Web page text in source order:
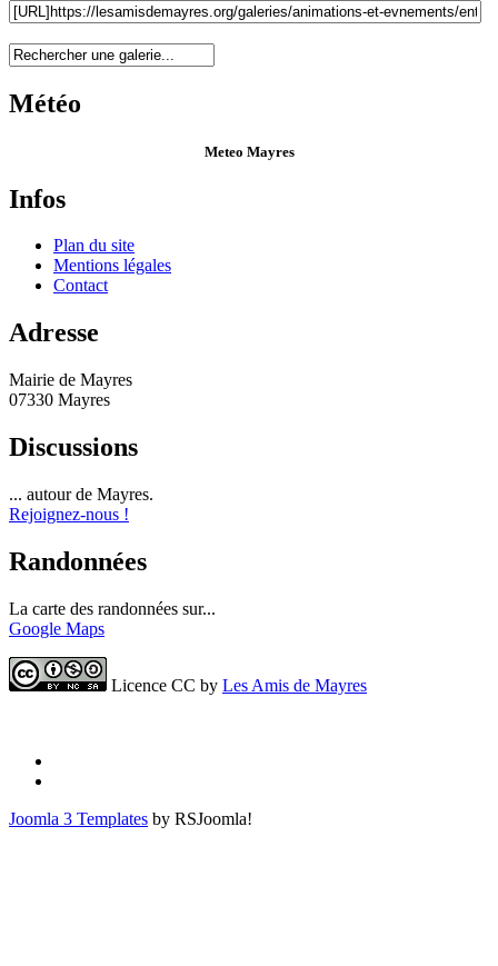
Météo
Meteo Mayres
Infos
Plan du site
Mentions légales
Contact
Adresse
Mairie de Mayres
07330 Mayres
Discussions
... autour de Mayres.
Rejoignez-nous !
Randonnées
La carte des randonnées sur...
Google Maps
Licence CC by Les Amis de Mayres
Joomla 3 Templates by RSJoomla!